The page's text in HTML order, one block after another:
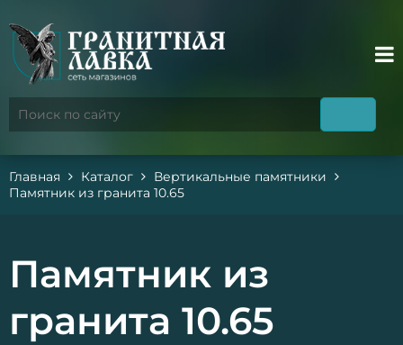
Главная Каталог
Вертикальные памятники
Памятник из гранита 10.65
Памятник из
гранита 10.65